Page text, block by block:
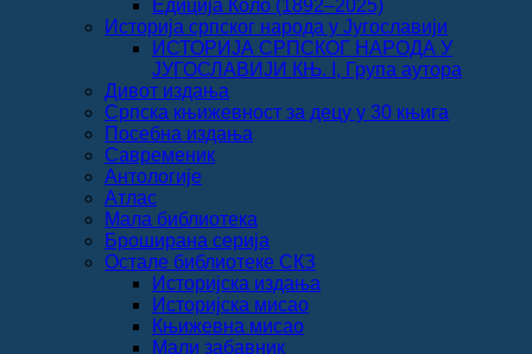
Едиција Коло (1892‒2025)
Историја српског народа у Југославији
ИСТОРИЈА СРПСКОГ НАРОДА У
ЈУГОСЛАВИЈИ КЊ. I, Група аутора
Дивот издања
Српска књижевност за децу у 30 књига
Посебна издања
Савременик
Антологије
Атлас
Мала библиотека
Броширана серија
Остале библиотеке СКЗ
Историјска издања
Историјска мисао
Књижевна мисао
Мали забавник